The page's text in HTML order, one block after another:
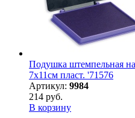
Подушка штемпельная
7х11см пласт. '71576
Артикул: 9984
214 руб.
В корзину